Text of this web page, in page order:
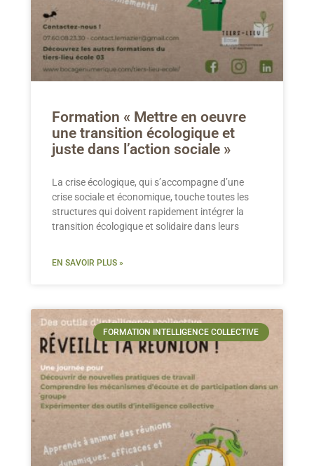
Formation « Mettre en oeuvre
une transition écologique et
juste dans l’action sociale »
La crise écologique, qui s’accompagne d’une
crise sociale et économique, touche toutes les
structures qui doivent rapidement intégrer la
transition écologique et solidaire dans leurs
EN SAVOIR PLUS »
FORMATION INTELLIGENCE COLLECTIVE